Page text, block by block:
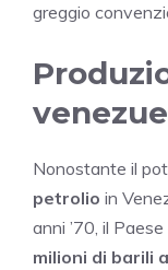
greggio
Nonostante il
petrolio in
anni ’70, il
milioni di barili